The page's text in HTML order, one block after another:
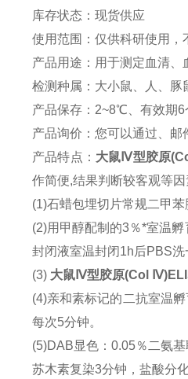
库存状态：现货供应
使用范围：仅供科研使用，
产品用途：用于测定血清、
检测种属：大小鼠、人、
产品保存：2~8℃、有效期6
产品询价：您可以通过、
产品特点： 大鼠 Ⅳ型胶原
作简便,结果判断较客观等因
(1)石蜡包埋切片常规二甲
(2)用甲醇配制的3％*室温
封闭液室温封闭1h后PBS洗
(3) 大鼠 Ⅳ型胶原(Col
(4)亲和素标记的二抗室温
每次5分钟。
(5)DAB显色：0.05％二氨
苏木素复染3分钟，盐酸分